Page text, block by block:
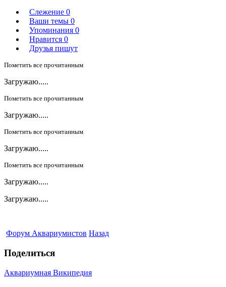
Слежение 0
Ваши темы 0
Упоминания 0
Нравится 0
Друзья пишут
Пометить все прочитанным
Загружаю.....
Пометить все прочитанным
Загружаю.....
Пометить все прочитанным
Загружаю.....
Пометить все прочитанным
Загружаю.....
Загружаю.....
Форум Аквариумистов Назад
Поделиться
Аквариумная Википедия